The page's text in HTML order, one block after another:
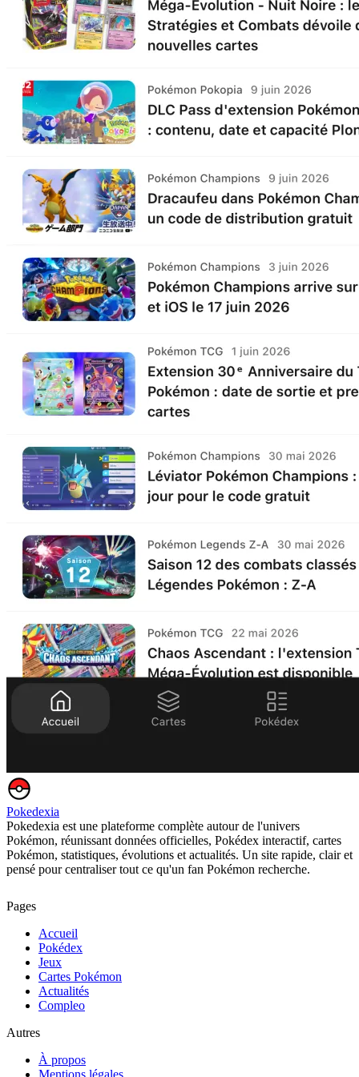
Pokedexia
Pokedexia est une plateforme complète autour de l'univers
Pokémon, réunissant données officielles, Pokédex interactif, cartes
Pokémon, statistiques, évolutions et actualités. Un site rapide, clair et
pensé pour centraliser tout ce qu'un fan Pokémon recherche.
Pages
Accueil
Pokédex
Jeux
Cartes Pokémon
Actualités
Compleo
Autres
À propos
Mentions légales